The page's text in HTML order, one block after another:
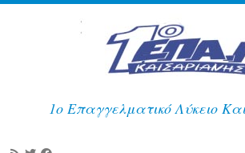
1ο Επαγγελματικό Λύκειο